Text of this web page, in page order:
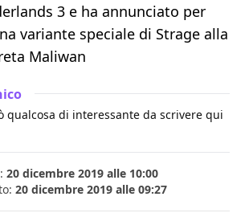
3 e ha annunciato per
variante speciale di Strage alla
Maliwan
qualcosa di interessante da scrivere qui
20 dicembre 2019 alle 10:00
20 dicembre 2019 alle 09:27